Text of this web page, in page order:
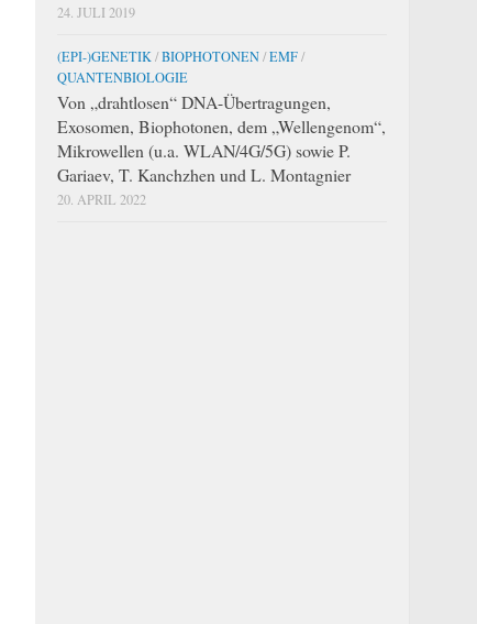
24. JULI 2019
(EPI-)GENETIK /BIOPHOTONEN/EMF/
QUANTENBIOLOGIE
Von „drahtlosen“ DNA-Übertragungen,
Exosomen, Biophotonen, dem „Wellengenom“,
Mikrowellen (u.a. WLAN/4G/5G) sowie P.
Gariaev, T. Kanchzhen und L. Montagnier
20. APRIL 2022